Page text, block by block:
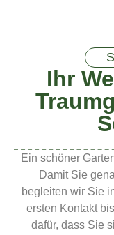
Ihr
Ein schöner
Damit Sie
begleiten wir Sie
ersten Kontakt
dafür, dass Sie